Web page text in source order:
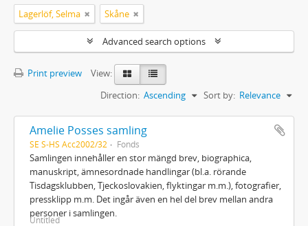
Lagerlöf, Selma Skåne
Advanced search options
Print preview
View:
Sort by: Relevance
Direction: Ascending
Amelie Posses samling
SE S-HS Acc2002/32 Fonds
Samlingen innehåller en stor mängd brev, biographica,
manuskript, ämnesordnade handlingar (bl.a. rörande
Tisdagsklubben, Tjeckoslovakien, flyktingar m.m.), fotografier,
pressklipp m.m. Det ingår även en hel del brev mellan andra
personer i samlingen.
Untitled